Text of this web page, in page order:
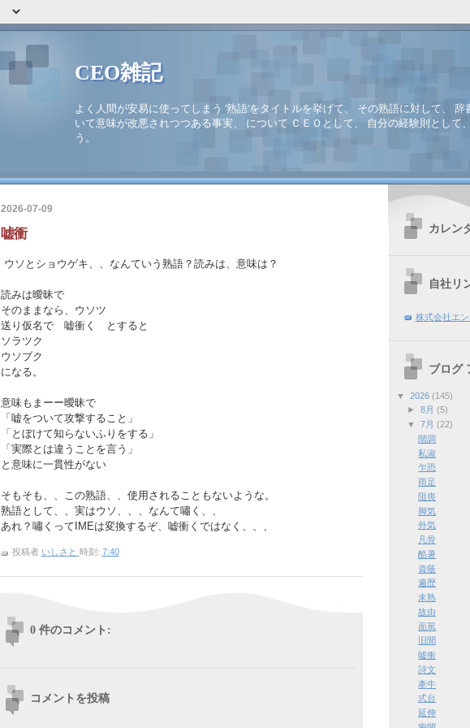
CEO雑記
よく人間が安易に使ってしまう '熟語'をタイトルを挙げて、 その熟語に対して、 辞
いて意味が改悪されつつある事実、 について ＣＥＯとして、 自分の経験則として
う。
2026-07-09
嘘衝
ウソとショウゲキ、、なんていう熟語？読みは、意味は？
読みは曖昧で
そのままなら、ウソツ
送り仮名で 嘘衝く とすると
ソラツク
ウソブク
になる。
意味もまーー曖昧で
「嘘をついて攻撃すること」
「とぼけて知らないふりをする」
「実際とは違うことを言う」
と意味に一貫性がない
そもそも、、この熟語、、使用されることもないような。
熟語として、、実はウソ、、、なんて嘯く、、
あれ？嘯くってIMEは変換するぞ、嘘衝くではなく、、、
投稿者 いしさと 時刻: 7:40
0 件のコメント:
コメントを投稿
カレン
自社リ
株式会社エン
ブログ
▼ 2026 (145)
► 8月 (5)
▼ 7月 (22)
階調
私淑
乍恐
雨足
阻喪
脚気
外気
凡骨
酷暑
資蔭
遍歴
未熟
故由
面罵
旧聞
嘘衝
詩文
牽牛
式台
延伸